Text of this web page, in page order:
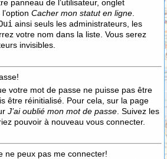
panneau de l’utilisateur, onglet
Cacher mon statut en ligne
ainsi seuls les administrateurs, les
votre nom dans la liste. Vous serez
invisibles.
votre mot de passe ne puisse pas être
être réinitialisé. Pour cela, sur la page
J’ai oublié mon mot de passe . Suivez les
pouvoir à nouveau vous connecter.
ne peux pas me connecter!